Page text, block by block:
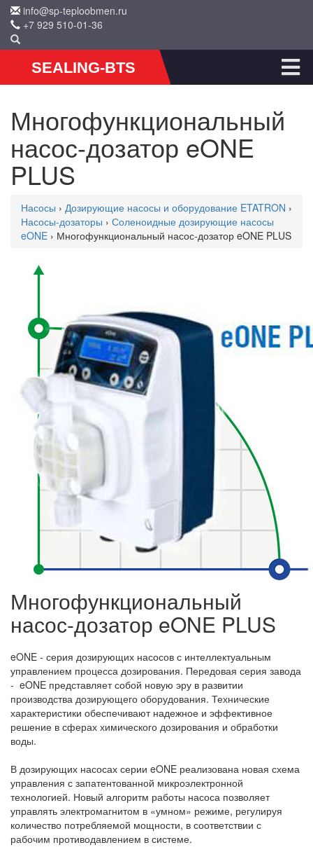
info@sp-teploobmen.ru
+7 929 510-01-36
SEALING-BTS
Многофункциональный
насос-дозатор eONE
PLUS
Насосы › Дозирующие насосы и оборудование ETATRON ›
Насосы-дозаторы › Соленоидные дозирующие насосы
eONE › Многофункциональный насос-дозатор eONE PLUS
Многофункциональный
насос-дозатор eONE PLUS
eONE - серия дозирующих насосов с интеллектуальным
управлением процесса дозирования. Передовая серия завода
- eONE представляет собой новую эру в развитии
производства дозирующего оборудования. Технические
характеристики обеспечивают надежное и эффективное
решение в сферах химического дозирования и обработки
воды.
В дозирующих насосах серии eONE реализована новая схема
управления с запатентованной микроэлектронной
технологией. Новый алгоритм работы насоса позволяет
управлять электромагнитом в «умном» режиме, регулируя
количество потребляемой мощности, в соответствии с
рабочим противодавлением в системе.